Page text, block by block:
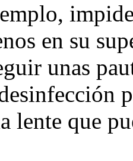
en su
unas
lente que